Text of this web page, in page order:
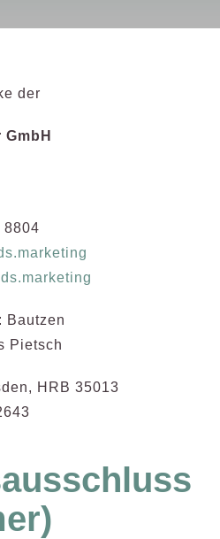
der
8804
Bautzen
Pietsch
HRB 35013